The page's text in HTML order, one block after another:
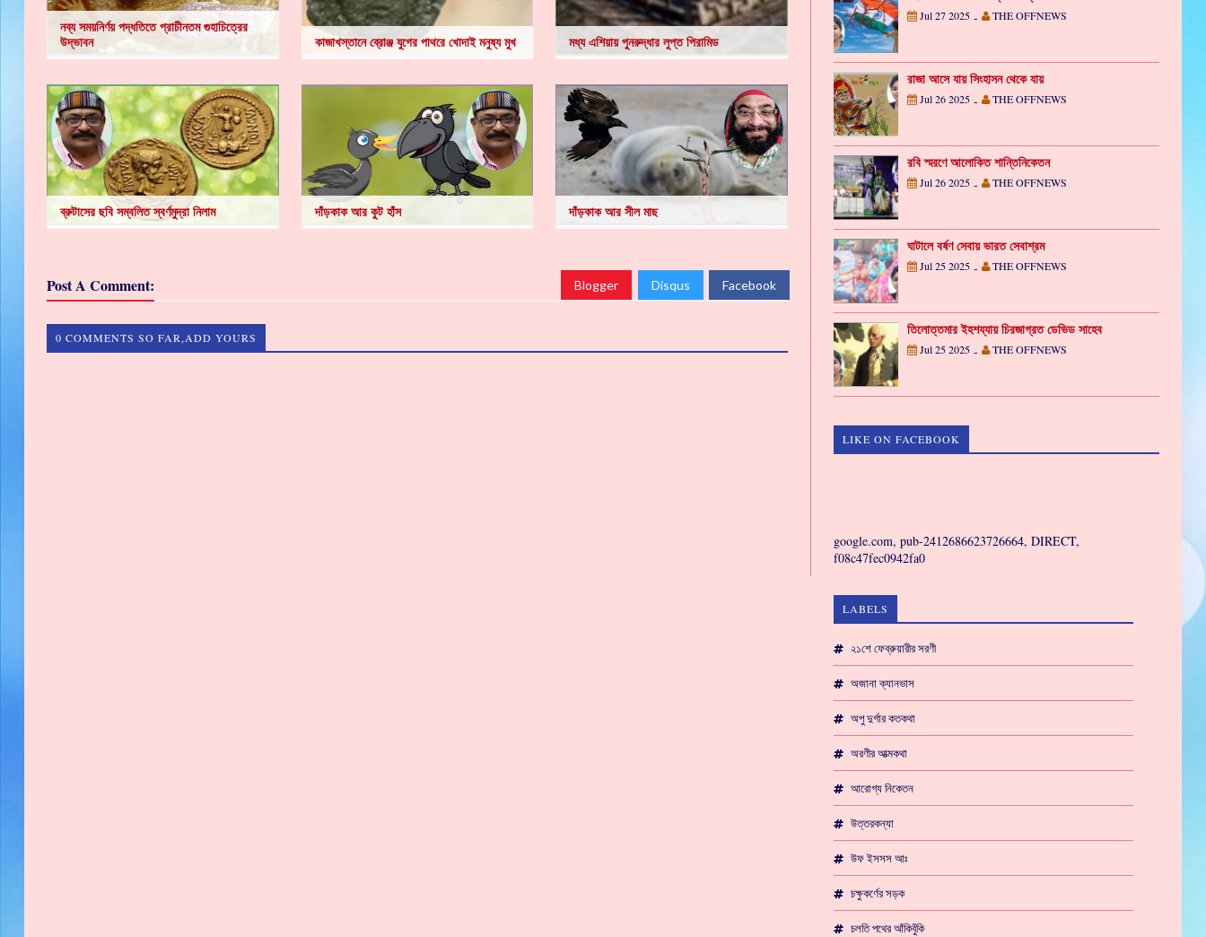
নব্য সময়নির্ণয় পদ্ধতিতে প্রাচীনতম গুহাচিত্রের
উদ্ভাবন
কাজাখস্তানে ব্রোঞ্জ যুগের পাথরে খোদাই মনুষ্য মুখ মধ্য এশিয়ায় পুনরুদ্ধার লুপ্ত পিরামিড
ব্রুটাসের ছবি সম্বলিত স্বর্ণমুদ্রা নিলাম দাঁড়কাক আর কুট হাঁস দাঁড়কাক আর সীল মাছ
Post A Comment: Blogger Disqus Facebook
0 COMMENTS SO FAR,ADD YOURS
Jul 27 2025 - THE OFFNEWS
রাজা আসে যায় সিংহাসন থেকে যায়
Jul 26 2025 - THE OFFNEWS
রবি স্মরণে আলোকিত শান্তিনিকেতন
Jul 26 2025 - THE OFFNEWS
ঘাটালে বর্ষণ সেবায় ভারত সেবাশ্রম
Jul 25 2025 - THE OFFNEWS
তিলোত্তমার ইহশয্যায় চিরজাগ্রত ডেভিড সাহেব
Jul 25 2025 - THE OFFNEWS
LIKE ON FACEBOOK
google.com, pub-2412686623726664, DIRECT,
f08c47fec0942fa0
LABELS
২১শে ফেব্রুয়ারীর সরণী
অজানা ক্যানভাস
অপু দুর্গার কতকথা
অরণীর আত্মকথা
আরোগ্য নিকেতন
উত্তরকন্যা
উফ ইসসস আঃ
চক্ষুকর্ণের সড়ক
চলতি পথের আঁকিবুঁকি